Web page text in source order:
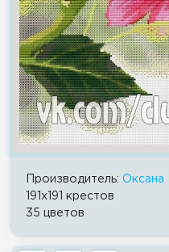
Производитель: Оксана
191x191 крестов
35 цветов